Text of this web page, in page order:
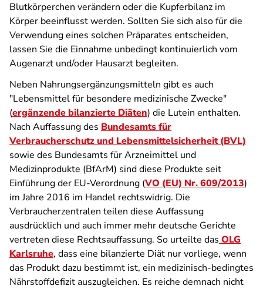
Blutkörperchen verändern oder die Kupferbilanz im
Körper beeinflusst werden. Sollten Sie sich also für die
Verwendung eines solchen Präparates entscheiden,
lassen Sie die Einnahme unbedingt kontinuierlich vom
Augenarzt und/oder Hausarzt begleiten.
Neben Nahrungsergänzungsmitteln gibt es auch
"Lebensmittel für besondere medizinische Zwecke"
(ergänzende bilanzierte Diäten) die Lutein enthalten.
Nach Auffassung des Bundesamts für
Verbraucherschutz und Lebensmittelsicherheit (BVL)
sowie des Bundesamts für Arzneimittel und
Medizinprodukte (BfArM) sind diese Produkte seit
Einführung der EU-Verordnung (VO (EU) Nr. 609/2013)
im Jahre 2016 im Handel rechtswidrig. Die
Verbraucherzentralen teilen diese Auffassung
ausdrücklich und auch immer mehr deutsche Gerichte
vertreten diese Rechtsauffassung. So urteilte das OLG
Karlsruhe, dass eine bilanzierte Diät nur vorliege, wenn
das Produkt dazu bestimmt ist, ein medizinisch-bedingtes
Nährstoffdefizit auszugleichen. Es reiche demnach nicht